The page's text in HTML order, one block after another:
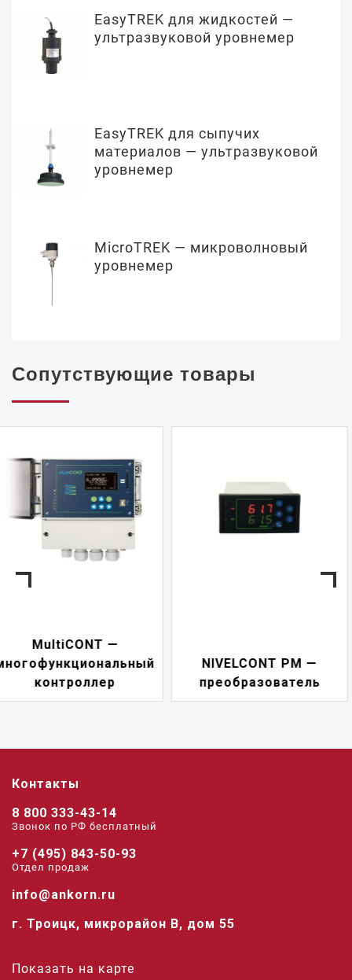
EasyTREK для жидкостей —
ультразвуковой уровнемер
EasyTREK для сыпучих
материалов — ультразвуковой
уровнемер
MicroTREK — микроволновый
уровнемер
Сопутствующие товары
NIVELCONT PM —
преобразователь
переключатель
Контакты
8 800 333-43-14
Звонок по РФ беcплатный
+7 (495) 843-50-93
Отдел продаж
info@ankorn.ru
г. Троицк, микрорайон В, дом 55
Показать на карте